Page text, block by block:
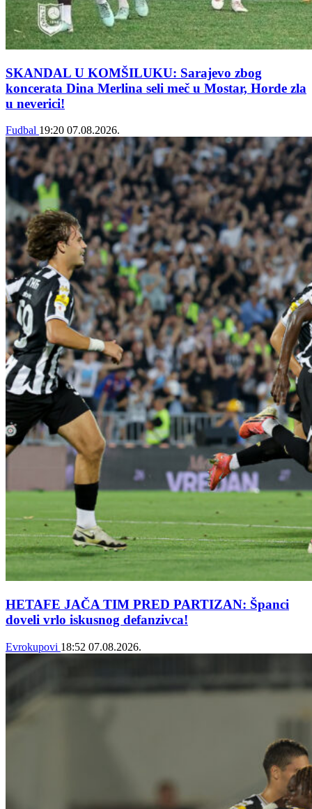
SKANDAL U KOMŠILUKU: Sarajevo zbog
koncerata Dina Merlina seli meč u Mostar, Horde zla
u neverici!
Fudbal 19:20 07.08.2026.
HETAFE JAČA TIM PRED PARTIZAN: Španci
doveli vrlo iskusnog defanzivca!
Evrokupovi 18:52 07.08.2026.